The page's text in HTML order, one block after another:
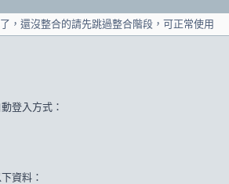
，還沒整合的請先跳過整合階段，可正常使用
登入方式：
資料：